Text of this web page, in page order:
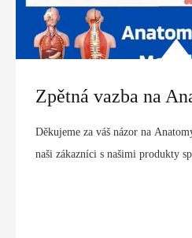
Děkujeme za váš názor na
naši zákazníci s našimi produkty